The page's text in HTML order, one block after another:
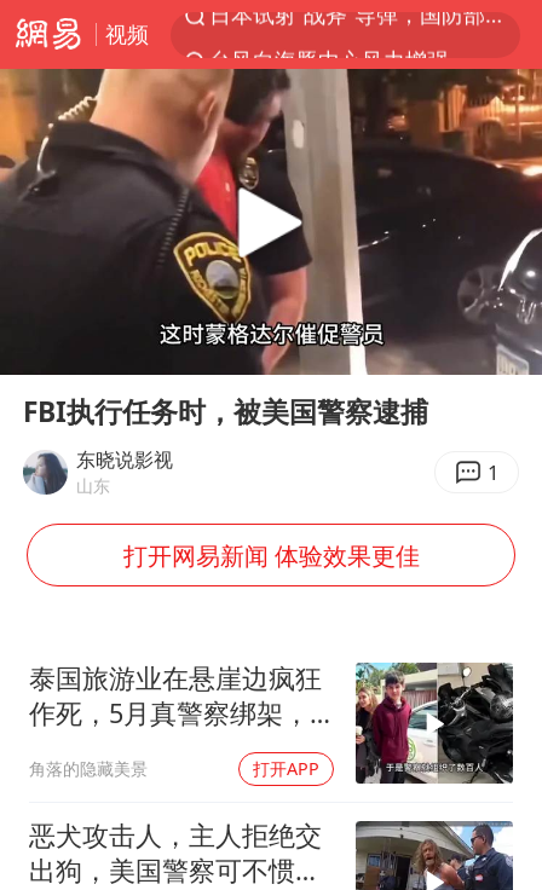
视频
台风白海豚中心风力增强
向鹏0-3不敌张本智和
曝韩国足协为外籍裁判员安排色情招待
广东雷州通报特教老师招聘违规事件
我国外贸延续良好增长态势
“新疆阿勒泰八月能滑雪”不实
陈幸同晋级WTT横滨冠军赛8强
宇树科技中一签需缴款7.54万元
超颖电子拟投资20.86亿建设新项目
台湾海峡南口北上船舶实施交通管制
夯实基础开新局
Play
FBI执行任务时，被美国警察逮捕
东晓说影视
山东 1
打开网易新闻 体验效果更佳
泰国旅游业在悬崖边疯狂
作死，5月真警察绑架，7
角落的隐藏美景 打开APP
恶犬攻击人，主人拒绝交
出狗，美国警察可不惯着